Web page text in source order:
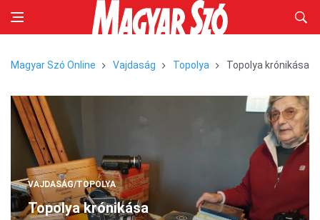
Magyar Szó Online Vajdaság Topolya Topolya krónikása
VAJDASÁG/TOPOLYA
Topolya krónikása